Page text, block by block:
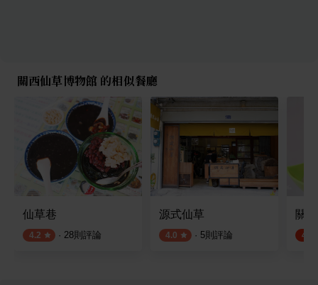
關西仙草博物館 的相似餐廳
仙草巷
4.2 · 28則評論
源式仙草
4.0 · 5則評論
關
4.5